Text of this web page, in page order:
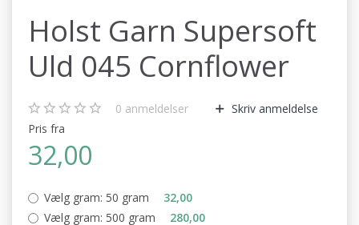
Holst Garn Supersoft
Uld 045 Cornflower
0 anmeldelser
Skriv anmeldelse
Pris fra
32,00
Vælg gram: 50 gram
32,00
Vælg gram: 500 gram 280,00